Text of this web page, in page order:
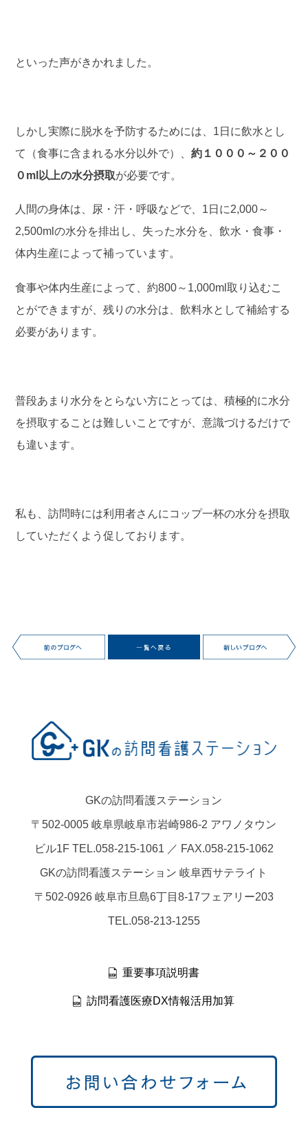
といった声がきかれました。
しかし実際に脱水を予防するためには、1日に飲水とし
て（食事に含まれる水分以外で）、約１０００～２００
０ml以上の水分摂取が必要です。
人間の身体は、尿・汗・呼吸などで、1日に2,000～
2,500mlの水分を排出し、失った水分を、飲水・食事・
体内生産によって補っています。
食事や体内生産によって、約800～1,000ml取り込むこ
とができますが、残りの水分は、飲料水として補給する
必要があります。
普段あまり水分をとらない方にとっては、積極的に水分
を摂取することは難しいことですが、意識づけるだけで
も違います。
私も、訪問時には利用者さんにコップ一杯の水分を摂取
していただくよう促しております。
GKの訪問看護ステーション
〒502-0005 岐阜県岐阜市岩崎986-2 アワノタウン
ビル1F TEL.058-215-1061 ／ FAX.058-215-1062
GKの訪問看護ステーション 岐阜西サテライト
〒502-0926 岐阜市旦島6丁目8-17フェアリー203
TEL.058-213-1255
重要事項説明書
訪問看護医療DX情報活用加算